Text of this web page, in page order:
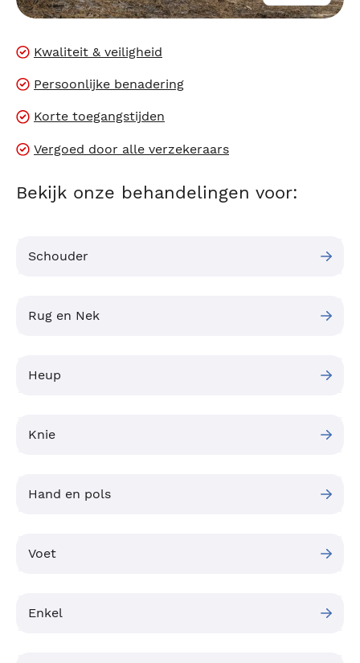
Kwaliteit & veiligheid
Persoonlijke benadering
Korte toegangstijden
Vergoed door alle verzekeraars
Bekijk onze behandelingen voor:
Schouder
Rug en Nek
Heup
Knie
Hand en pols
Voet
Enkel